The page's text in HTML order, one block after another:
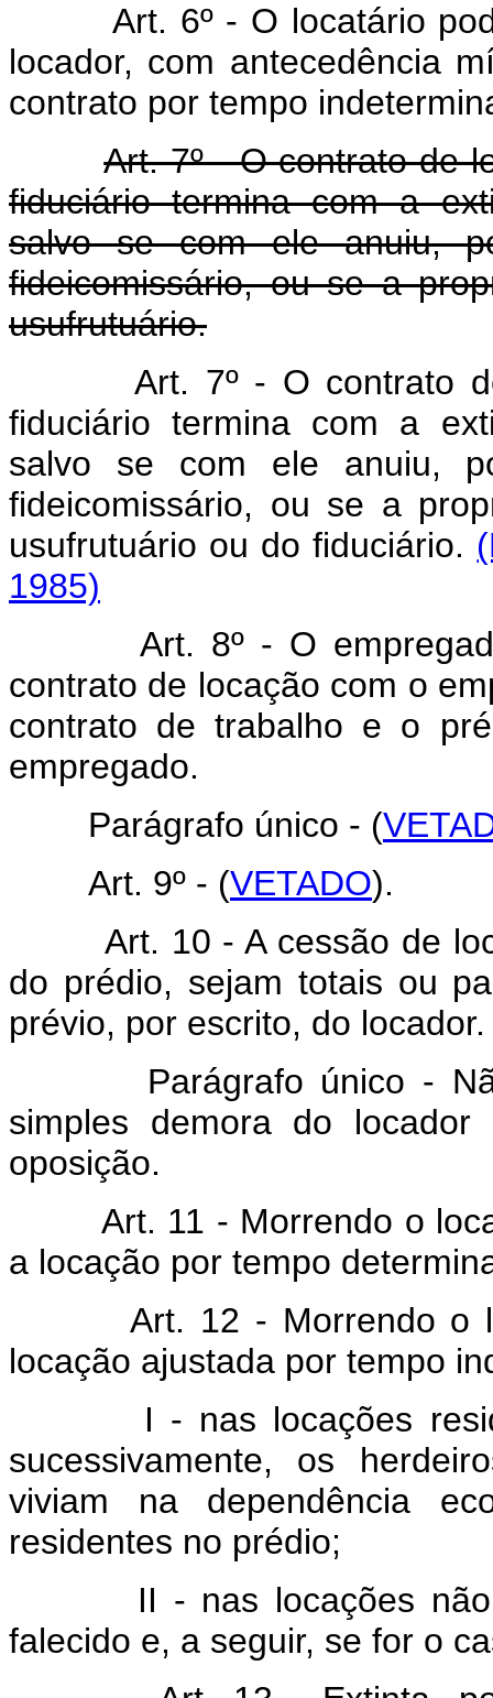
Art. 6º - O locatário
locador, com antecedência
contrato por tempo
Art. 7º - O contrato de
fiduciário termina com a
salvo se com ele anuiu,
fideicomissário, ou se a
usufrutuário.
Art. 7º - O contrato de
fiduciário termina com a
salvo se com ele anuiu,
fideicomissário, ou se a
usufrutuário ou do fiduciário.
1985)
Art. 8º - O
contrato de locação com o
contrato de trabalho e o
empregado.
Parágrafo único - (
Art. 9º - (VETADO).
Art. 10 - A cessão de
do prédio, sejam totais ou
prévio, por escrito, do locador.
Parágrafo único - Não
simples demora do
oposição.
Art. 11 - Morrendo o
a locação por tempo
Art. 12 - Morrendo o
locação ajustada por tempo
I - nas locações
sucessivamente, os
viviam na dependência
residentes no prédio;
II - nas locações não
falecido e, a seguir, se for o